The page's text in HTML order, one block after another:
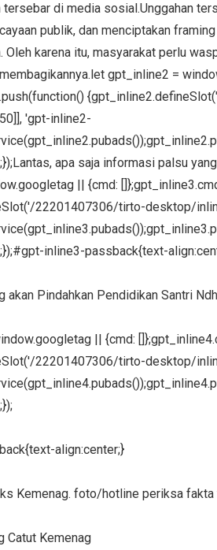
tersebar di media sosial.Unggahan
publik, dan menciptakan
Oleh karena itu, masyarakat perlu
gpt_inline2 =
'gpt-inline2-
apa saja informasi palsu
|| {cmd:
22201407306/tirto-desktop/
inline3-passback{text-
akan Pindahkan Pendidikan Santri
|| {cmd:
22201407306/tirto-desktop/
align:center;}
Kemenag. foto/hotline periksa fakta
Catut Kemenag